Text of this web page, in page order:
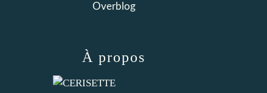
Overblog
À propos